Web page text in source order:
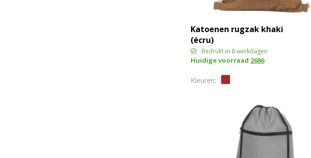
Katoenen rugzak khaki
(écru)
Bedrukt in 8 werkdagen
Huidige voorraad 2686